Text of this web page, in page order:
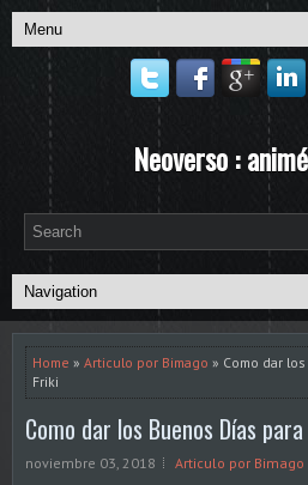
Neoverso :
Home » Articulo por Bimago » Como dar
Friki
Como dar los Buenos Días
noviembre 03, 2018 Articulo por Bimago